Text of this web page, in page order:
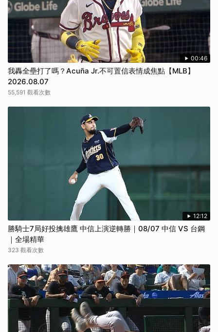
00:46
我轟全壘打了嗎？Acuña Jr.不可置信表情成焦點【MLB】
2026.08.07
55,591 觀看次數
12:12
勝騎士7局好投擒雄鷹 中信上演逆轉勝｜08/07 中信 VS 台鋼
｜全場精華
323 觀看次數